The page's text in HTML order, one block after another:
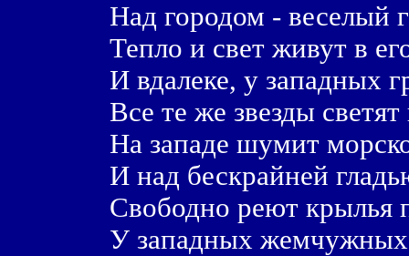
Над городом - веселый
Тепло и свет живут в
И вдалеке, у западных
Все те же звезды
На западе шумит
И над бескрайней
Свободно реют крылья
У западных жемчужных